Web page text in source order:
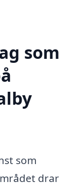
som
som
drar